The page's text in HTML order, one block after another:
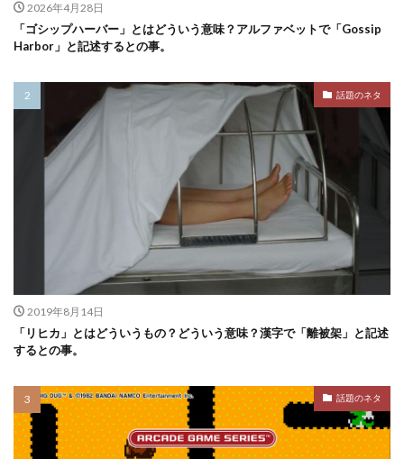
2026年4月28日
「ゴシップハーバー」とはどういう意味？アルファベットで「Gossip
Harbor」と記述するとの事。
話題のネタ
2019年8月14日
「リヒカ」とはどういうもの？どういう意味？漢字で「離被架」と記述
するとの事。
話題のネタ